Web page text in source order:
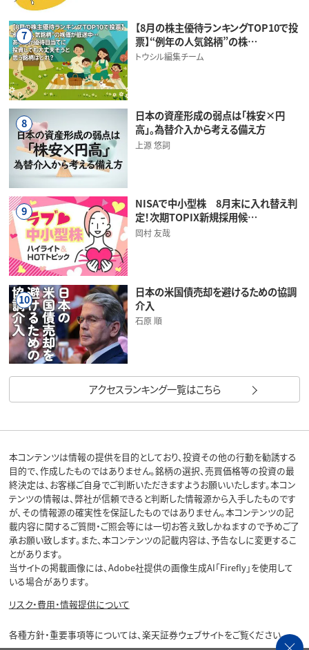
7
【8月の株主優待ランキングTOP10で投
票】“例年の人気銘柄”の株…
トウシル編集チーム
8
日本の資産形成の弱点は「株安×円
高」。為替介入から考える備え方
上源 悠詞
9
NISAで中小型株 8月末に入れ替え判
定！次期TOPIX新規採用候…
岡村 友哉
10
日本の米国債売却を避けるための協調
介入
石原 順
アクセスランキング一覧はこちら
本コンテンツは情報の提供を目的としており、投資その他の行動を勧誘する
目的で、作成したものではありません。銘柄の選択、売買価格等の投資の最
終決定は、お客様ご自身でご判断いただきますようお願いいたします。本コン
テンツの情報は、弊社が信頼できると判断した情報源から入手したものです
が、その情報源の確実性を保証したものではありません。本コンテンツの記
載内容に関するご質問・ご照会等には一切お答え致しかねますので予めご了
承お願い致します。また、本コンテンツの記載内容は、予告なしに変更するこ
とがあります。
当サイトの掲載画像には、Adobe社提供の画像生成AI「Firefly」を使用して
いる場合があります。
リスク・費用・情報提供について
各種方針・重要事項等については、楽天証券ウェブサイトをご覧ください。